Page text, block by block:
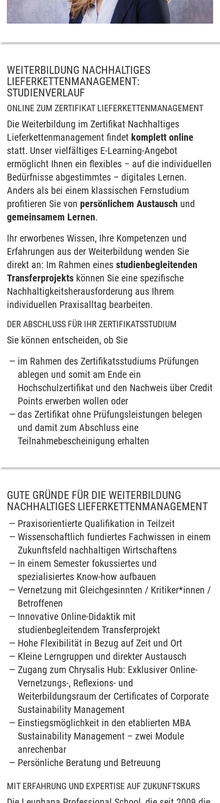
WEITERBILDUNG NACHHALTIGES
LIEFERKETTENMANAGEMENT:
STUDIENVERLAUF
ONLINE ZUM ZERTIFIKAT LIEFERKETTENMANAGEMENT
Die Weiterbildung im Zertifikat Nachhaltiges
Lieferkettenmanagement findet komplett online
statt. Unser vielfältiges E-Learning-Angebot
ermöglicht Ihnen ein flexibles – auf die individuellen
Bedürfnisse abgestimmtes – digitales Lernen.
Anders als bei einem klassischen Fernstudium
profitieren Sie von persönlichem Austausch und
gemeinsamem Lernen.
Ihr erworbenes Wissen, Ihre Kompetenzen und
Erfahrungen aus der Weiterbildung wenden Sie
direkt an: Im Rahmen eines studienbegleitenden
Transferprojekts können Sie eine spezifische
Nachhaltigkeitsherausforderung aus Ihrem
individuellen Praxisalltag bearbeiten.
DER ABSCHLUSS FÜR IHR ZERTIFIKATSSTUDIUM
Sie können entscheiden, ob Sie
im Rahmen des Zertifikatsstudiums Prüfungen
ablegen und somit am Ende ein
Hochschulzertifikat und den Nachweis über Credit
Points erwerben wollen oder
das Zertifikat ohne Prüfungsleistungen belegen
und damit zum Abschluss eine
Teilnahmebescheinigung erhalten
GUTE GRÜNDE FÜR DIE WEITERBILDUNG
NACHHALTIGES LIEFERKETTENMANAGEMENT
Praxisorientierte Qualifikation in Teilzeit
Wissenschaftlich fundiertes Fachwissen in einem
Zukunftsfeld nachhaltigen Wirtschaftens
In einem Semester fokussiertes und
spezialisiertes Know-how aufbauen
Vernetzung mit Gleichgesinnten / Kritiker*innen /
Betroffenen
Innovative Online-Didaktik mit
studienbegleitendem Transferprojekt
Hohe Flexibilität in Bezug auf Zeit und Ort
Kleine Lerngruppen und direkter Austausch
Zugang zum Chrysalis Hub: Exklusiver Online-
Vernetzungs-, Reflexions- und
Weiterbildungsraum der Certificates of Corporate
Sustainability Management
Einstiegsmöglichkeit in den etablierten MBA
Sustainability Management – zwei Module
anrechenbar
Persönliche Beratung und Betreuung
MIT ERFAHRUNG UND EXPERTISE AUF ZUKUNFTSKURS